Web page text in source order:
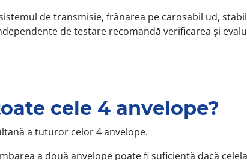
de transmisie, frânarea pe carosabil ud,
de testare recomandă verificarea și
cele 4 anvelope?
a tuturor celor 4 anvelope.
a două anvelope poate fi suficientă dacă